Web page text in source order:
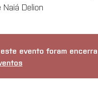
Delion
evento foram